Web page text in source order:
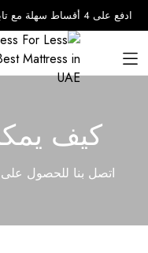
ادفع على 4 أقساط سهلة مع تابي. بدون فوائد أو رسوم.
كيف
اتصل بنا للحصول